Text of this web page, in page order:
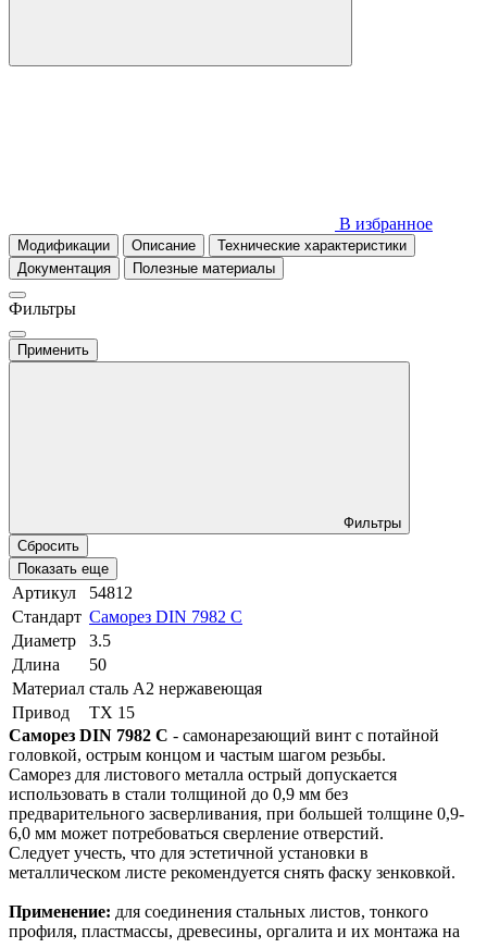
В избранное
Модификации Описание
Технические характеристики
Документация
Полезные материалы
Фильтры
Применить
Фильтры
Сбросить
Показать еще
Артикул
54812
Стандарт Саморез DIN 7982 C
Диаметр
3.5
Длина
50
Материал сталь A2 нержавеющая
Привод
TX 15
Саморез DIN 7982 C - самонарезающий винт с потайной
головкой, острым концом и частым шагом резьбы.
Саморез для листового металла острый допускается
использовать в стали толщиной до 0,9 мм без
предварительного засверливания, при большей толщине 0,9-
6,0 мм может потребоваться сверление отверстий.
Следует учесть, что для эстетичной установки в
металлическом листе рекомендуется снять фаску зенковкой.
Применение: для соединения стальных листов, тонкого
профиля, пластмассы, древесины, оргалита и их монтажа на